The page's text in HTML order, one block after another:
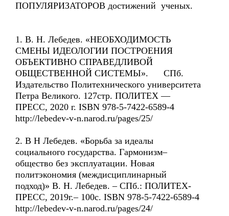
ПОПУЛЯРИЗАТОРОВ достижений ученых.
1. В. Н. Лебедев. «НЕОБХОДИМОСТЬ
СМЕНЫ ИДЕОЛОГИИ ПОСТРОЕНИЯ
ОБЪЕКТИВНО СПРАВЕДЛИВОЙ
ОБЩЕСТВЕННОЙ СИСТЕМЫ». СПб.
Издательство Политехнического университета
Петра Великого. 127стр. ПОЛИТЕХ —
ПРЕСС, 2020 г. ISBN 978-5-7422-6589-4
http://lebedev-v-n.narod.ru/pages/25/
2. В Н Лебедев. «Борьба за идеалы
социального государства. Гармонизм–
общество без эксплуатации. Новая
политэкономия (междисциплинарный
подход)» В. Н. Лебедев. – СПб.: ПОЛИТЕХ-
ПРЕСС, 2019г.– 100с. ISBN 978-5-7422-6589-4
http://lebedev-v-n.narod.ru/pages/24/